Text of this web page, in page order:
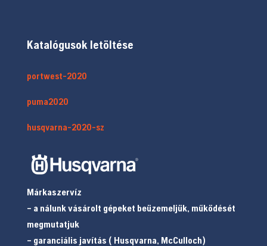
Katalógusok letöltése
portwest-2020
puma2020
husqvarna-2020-sz
Márkaszervíz
– a nálunk vásárolt gépeket beüzemeljük, működését
megmutatjuk
– garanciális javítás ( Husqvarna, McCulloch)